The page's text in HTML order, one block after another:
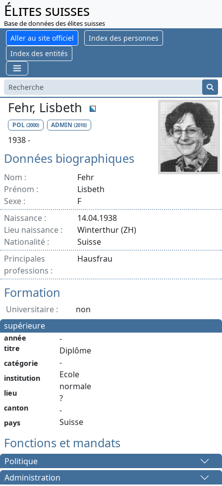
Élites suisses
Base de données des élites suisses
Aller au site officiel
Index des personnes
Index des entités
Fehr, Lisbeth
POL (2000) ADMIN(2010)
1938 -
Données biographiques
Nom :
Fehr
Prénom :
Lisbeth
Sexe :
F
Naissance :
14.04.1938
Lieu naissance :
Winterthur (ZH)
Nationalité :
Suisse
Principales
professions :
Hausfrau
Formation
Universitaire :
non
supérieure
année
titre
catégorie
institution
lieu
canton
pays
-
Diplôme
-
Ecole
normale
?
-
Suisse
Fonctions et mandats
Politique
Administration